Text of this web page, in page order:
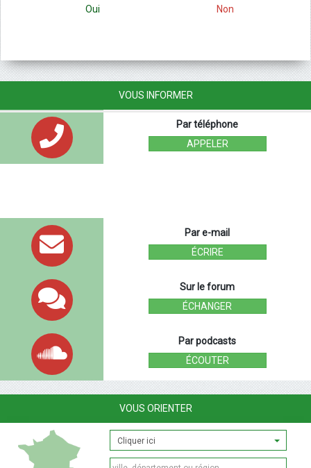
Oui Non
VOUS INFORMER
Par téléphone
APPELER
Par e-mail
ÉCRIRE
Sur le forum
ÉCHANGER
Par podcasts
ÉCOUTER
VOUS ORIENTER